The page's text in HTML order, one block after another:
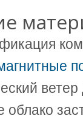
облако